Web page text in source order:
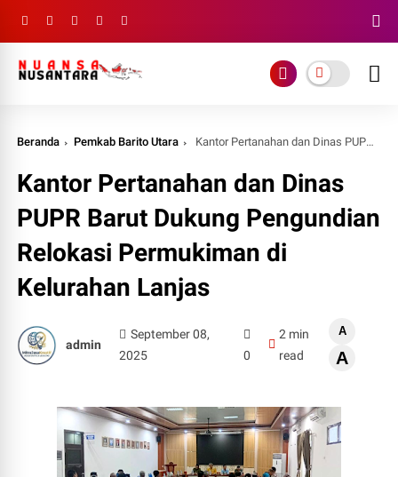
Beranda Pemkab Barito Utara Kantor Pertanahan dan Dinas PUPR Barut Dukung Pengundian Relokasi Permukiman di Kelurahan Lanjas
Kantor Pertanahan dan Dinas
PUPR Barut Dukung Pengundian
Relokasi Permukiman di
Kelurahan Lanjas
admin
September 08,
2025
0
2 min
read
A
A